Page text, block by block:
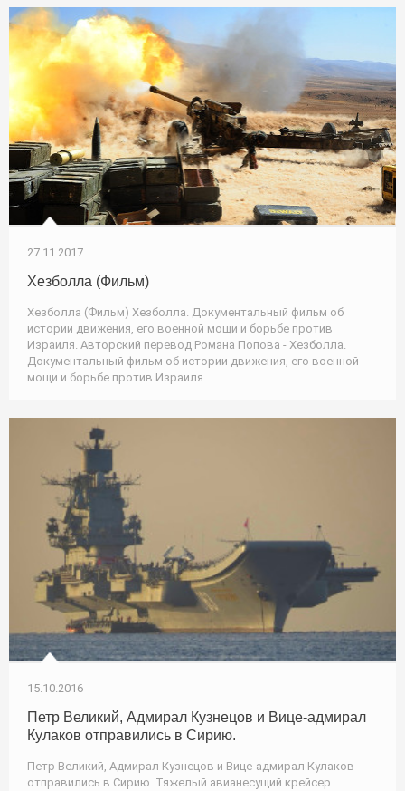
27.11.2017
Хезболла (Фильм)
Хезболла (Фильм) Хезболла. Документальный фильм об
истории движения, его военной мощи и борьбе против
Израиля. Авторский перевод Романа Попова - Хезболла.
Документальный фильм об истории движения, его военной
мощи и борьбе против Израиля.
15.10.2016
Петр Великий, Адмирал Кузнецов и Вице-адмирал
Кулаков отправились в Сирию.
Петр Великий, Адмирал Кузнецов и Вице-адмирал Кулаков
отправились в Сирию. Тяжелый авианесущий крейсер